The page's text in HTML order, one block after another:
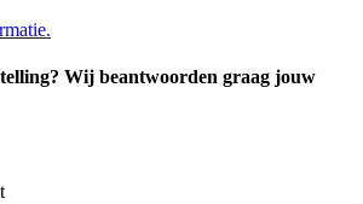
Wij beantwoorden graag jouw